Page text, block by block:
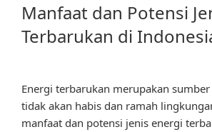
Manfaat dan Potensi
Terbarukan di
Energi terbarukan merupakan
tidak akan habis dan ramah
manfaat dan potensi jenis energi